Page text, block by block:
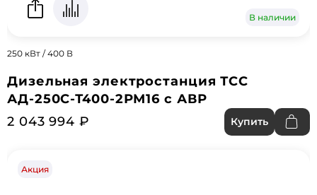
В наличии
250 кВт / 400 В
Дизельная электростанция ТСС
АД-250С-Т400-2РМ16 с АВР
2 043 994 ₽
Купить
Акция